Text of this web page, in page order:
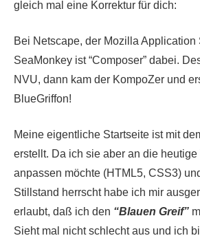
gleich mal eine Korrektur für dich:
Bei Netscape, der Mozilla Application
SeaMonkey ist “Composer” dabei.
NVU, dann kam der KompoZer und
BlueGriffon!
Meine eigentliche Startseite ist mit
erstellt. Da ich sie aber an die
anpassen möchte (HTML5, CSS3)
Stillstand herrscht habe ich mir
erlaubt, daß ich den “Blauen Greif”
Sieht mal nicht schlecht aus und ich